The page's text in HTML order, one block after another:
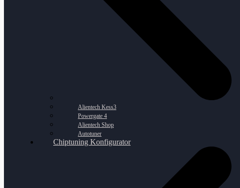
Alientech Kess3
Powergate 4
Alientech Shop
Autotuner
Chiptuning Konfigurator